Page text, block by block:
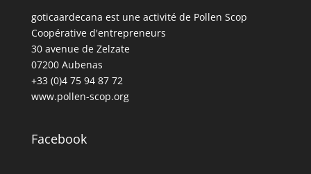
goticaardecana est une activité de Pollen Scop
Coopérative d'entrepreneurs
30 avenue de Zelzate
07200 Aubenas
+33 (0)4 75 94 87 72
www.pollen-scop.org
Facebook